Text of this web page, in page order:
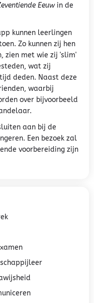
Eeuwin de
kunnen leerlingen
Zo kunnen zij hen
zien met wie zij 'slim'
wat zij
deden. Naast deze
waarbij
over bijvoorbeeld
aan bij de
Een bezoek zal
voorbereiding zijn